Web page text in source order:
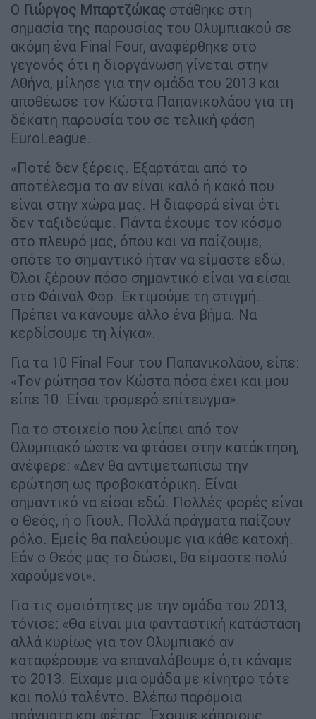
Ο Γιώργος Μπαρτζώκας στάθηκε στη
σημασία της παρουσίας του Ολυμπιακού σε
ακόμη ένα Final Four, αναφέρθηκε στο
γεγονός ότι η διοργάνωση γίνεται στην
Αθήνα, μίλησε για την ομάδα του 2013 και
αποθέωσε τον Κώστα Παπανικολάου για τη
δέκατη παρουσία του σε τελική φάση
EuroLeague.
«Ποτέ δεν ξέρεις. Εξαρτάται από το
αποτέλεσμα το αν είναι καλό ή κακό που
είναι στην χώρα μας. Η διαφορά είναι ότι
δεν ταξιδεύαμε. Πάντα έχουμε τον κόσμο
στο πλευρό μας, όπου και να παίζουμε,
οπότε το σημαντικό ήταν να είμαστε εδώ.
Όλοι ξέρουν πόσο σημαντικό είναι να είσαι
στο Φάιναλ Φορ. Εκτιμούμε τη στιγμή.
Πρέπει να κάνουμε άλλο ένα βήμα. Να
κερδίσουμε τη λίγκα».
Για τα 10 Final Four του Παπανικολάου, είπε:
«Τον ρώτησα τον Κώστα πόσα έχει και μου
είπε 10. Είναι τρομερό επίτευγμα».
Για το στοιχείο που λείπει από τον
Ολυμπιακό ώστε να φτάσει στην κατάκτηση,
ανέφερε: «Δεν θα αντιμετωπίσω την
ερώτηση ως προβοκατόρικη. Είναι
σημαντικό να είσαι εδώ. Πολλές φορές είναι
ο Θεός, ή ο Γιουλ. Πολλά πράγματα παίζουν
ρόλο. Εμείς θα παλεύουμε για κάθε κατοχή.
Εάν ο Θεός μας το δώσει, θα είμαστε πολύ
χαρούμενοι».
Για τις ομοιότητες με την ομάδα του 2013,
τόνισε: «Θα είναι μια φανταστική κατάσταση
αλλά κυρίως για τον Ολυμπιακό αν
καταφέρουμε να επαναλάβουμε ό,τι κάναμε
το 2013. Είχαμε μια ομάδα με κίνητρο τότε
και πολύ ταλέντο. Βλέπω παρόμοια
πράγματα και φέτος. Έχουμε κάποιους